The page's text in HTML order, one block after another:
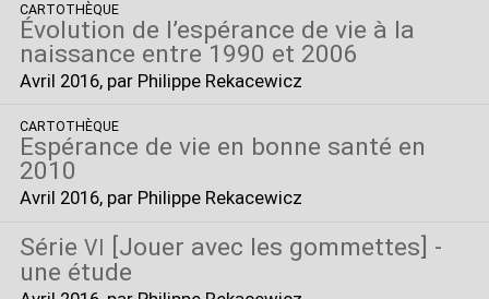
CARTOTHÈQUE
Évolution de l’espérance de vie à la
naissance entre 1990 et 2006
Avril 2016, par Philippe Rekacewicz
CARTOTHÈQUE
Espérance de vie en bonne santé en
2010
Avril 2016, par Philippe Rekacewicz
Série VI
[Jouer avec les gommettes] -
une étude